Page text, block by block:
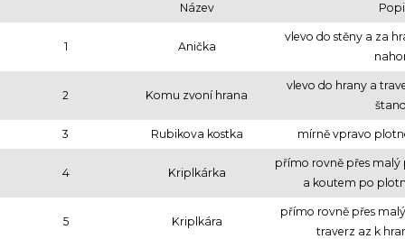
Název
1 Anička
vlevo do stěny a za
2 Komu zvoní hrana
vlevo do hrany a
3 Rubikova kostka mírně vpravo
4 Kriplkárka
přímo rovně přes malý
a koutem po
5 Kriplkára
přímo rovně přes
traverz az k